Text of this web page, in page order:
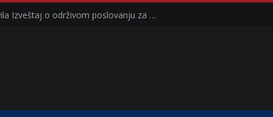
Kompanija Delez Srbija objavila Izveštaj o održivom poslovanju za 2025. godinu Briga o zajednici kroz program „Hrana za sve“ i edukaciju učenika